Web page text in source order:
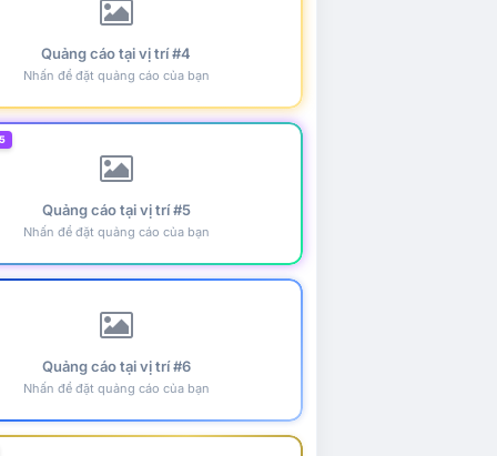
Quảng cáo tại vị trí #4
Nhấn để đặt quảng cáo của bạn
Quảng cáo tại vị trí #5
Nhấn để đặt quảng cáo của bạn
Quảng cáo tại vị trí #6
Nhấn để đặt quảng cáo của bạn